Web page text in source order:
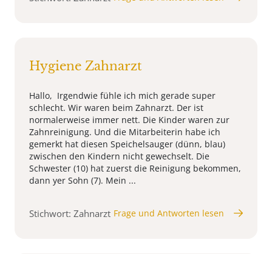
Hygiene Zahnarzt
Hallo, Irgendwie fühle ich mich gerade super
schlecht. Wir waren beim Zahnarzt. Der ist
normalerweise immer nett. Die Kinder waren zur
Zahnreinigung. Und die Mitarbeiterin habe ich
gemerkt hat diesen Speichelsauger (dünn, blau)
zwischen den Kindern nicht gewechselt. Die
Schwester (10) hat zuerst die Reinigung bekommen,
dann yer Sohn (7). Mein ...
Stichwort: Zahnarzt Frage und Antworten lesen